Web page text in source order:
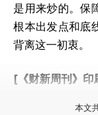
是用来炒的。保
根本出发点和底
背离这一初衷。
[《财新周刊》印
本文